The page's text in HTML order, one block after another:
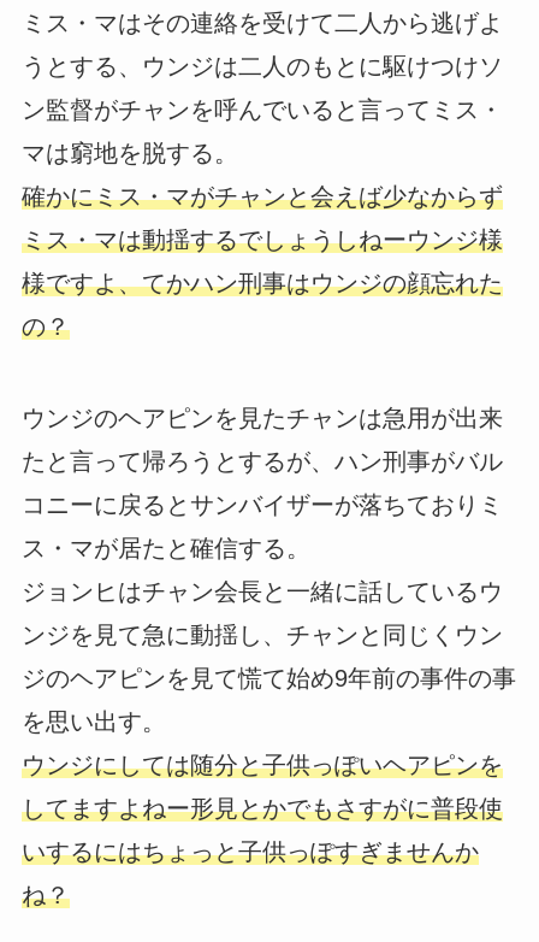
ミス・マはその連絡を受けて二人から逃げよ
うとする、ウンジは二人のもとに駆けつけソ
ン監督がチャンを呼んでいると言ってミス・
マは窮地を脱する。
確かにミス・マがチャンと会えば少なからず
ミス・マは動揺するでしょうしねーウンジ様
様ですよ、てかハン刑事はウンジの顔忘れた
の？
ウンジのヘアピンを見たチャンは急用が出来
たと言って帰ろうとするが、ハン刑事がバル
コニーに戻るとサンバイザーが落ちておりミ
ス・マが居たと確信する。
ジョンヒはチャン会長と一緒に話しているウ
ンジを見て急に動揺し、チャンと同じくウン
ジのヘアピンを見て慌て始め9年前の事件の事
を思い出す。
ウンジにしては随分と子供っぽいヘアピンを
してますよねー形見とかでもさすがに普段使
いするにはちょっと子供っぽすぎませんか
ね？